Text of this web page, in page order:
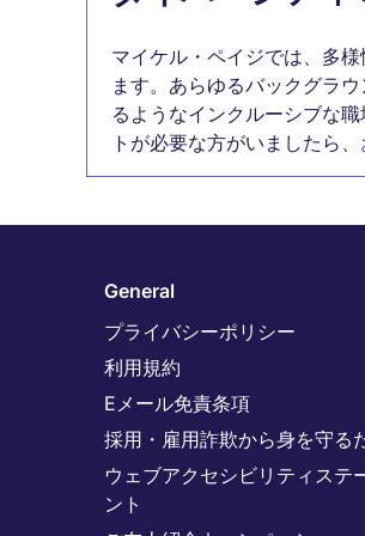
マイケル・ペイジでは、多
ます。あらゆるバックグラ
るようなインクルーシブな
トが必要な方がいましたら、
General
プライバシーポリシー
利用規約
Eメール免責条項
採用・雇用詐欺から身を守る
ウェブアクセシビリティステ
ント